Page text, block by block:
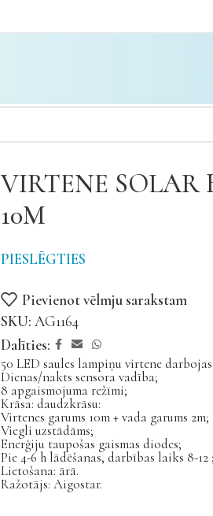
VIRTENE SOLAR
10M
PIESLĒGTIES
Pievienot vēlmju sarakstam
SKU: AG1164
Dalīties:
50 LED saules lampiņu virtene
Dienas/nakts sensora vadība;
8 apgaismojuma režīmi;
Krāsa: daudzkrāsu:
Virtenes garums 10m + vada garums 2m;
Viegli uzstādāms;
Enerģiju taupošas gaismas diodes;
Pie 4-6 h lādēšanas, darbības laiks 8-12 ;
Lietošana: ārā.
Ražotājs: Aigostar.